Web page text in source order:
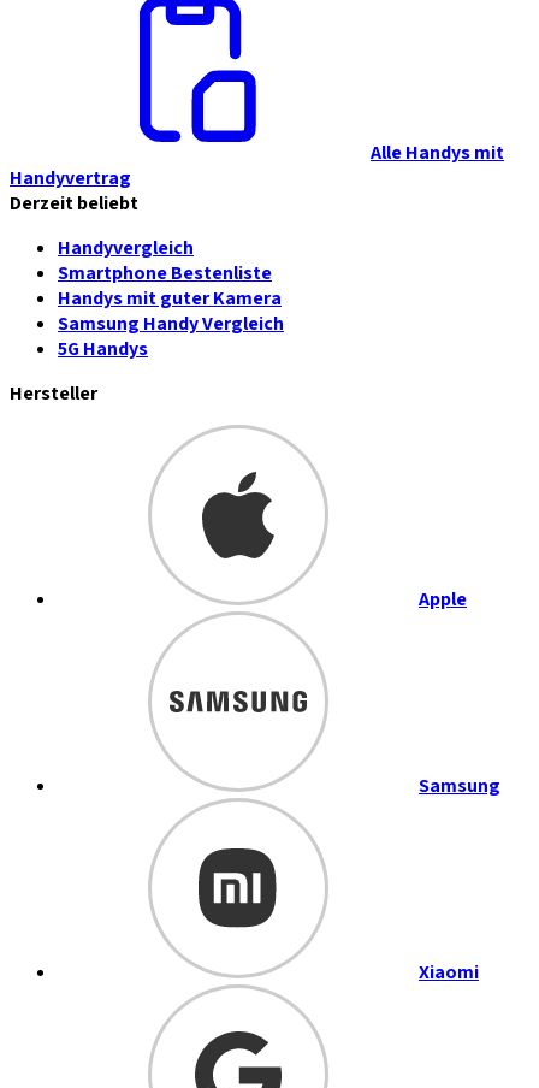
Alle Handys mit
Handyvertrag
Derzeit beliebt
Handyvergleich
Smartphone Bestenliste
Handys mit guter Kamera
Samsung Handy Vergleich
5G Handys
Hersteller
Apple
Samsung
Xiaomi